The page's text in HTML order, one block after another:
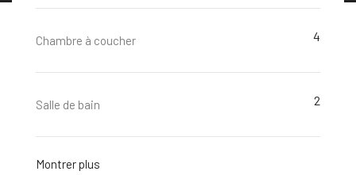
Chambre à coucher 4
Salle de bain 2
Montrer plus